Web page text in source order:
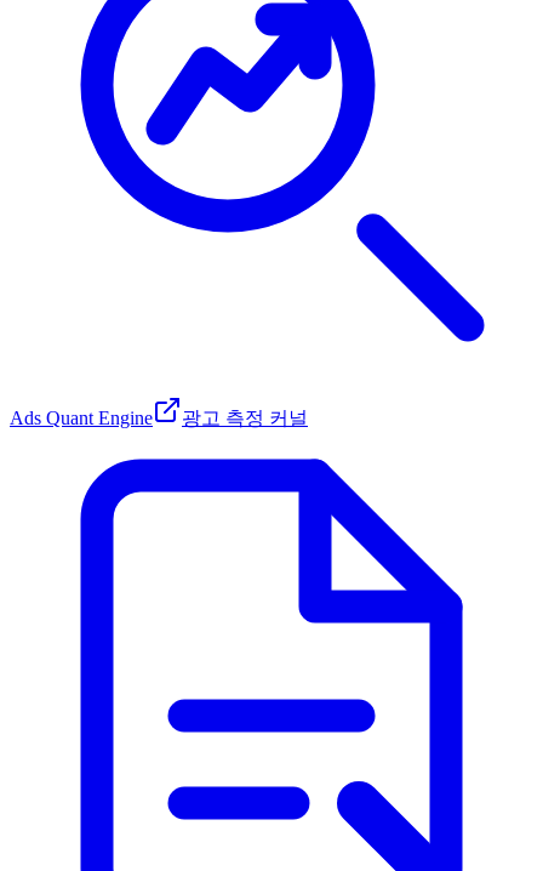
Ads Quant Engine 광고 측정 커널